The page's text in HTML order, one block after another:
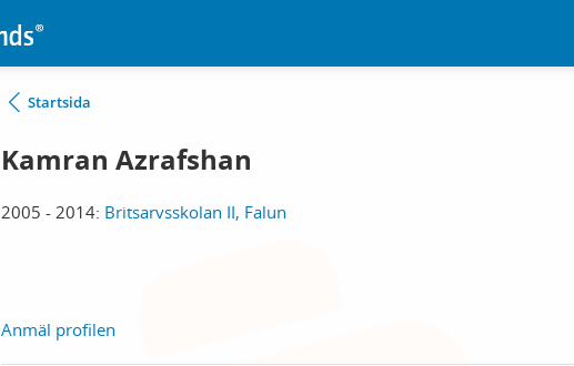
Startsida
Kamran Azrafshan
2005 - 2014: Britsarvsskolan II, Falun
Anmäl profilen